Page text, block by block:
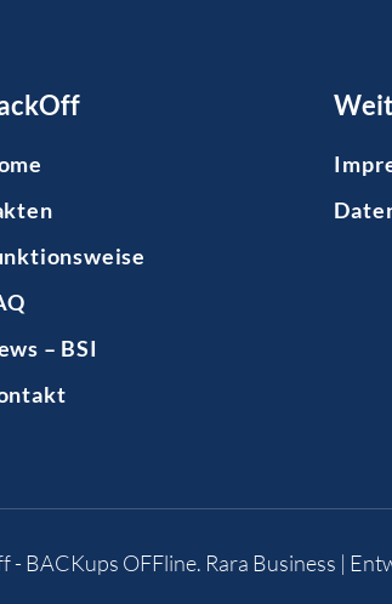
– BSI
- BACKups OFFline. Rara Business |